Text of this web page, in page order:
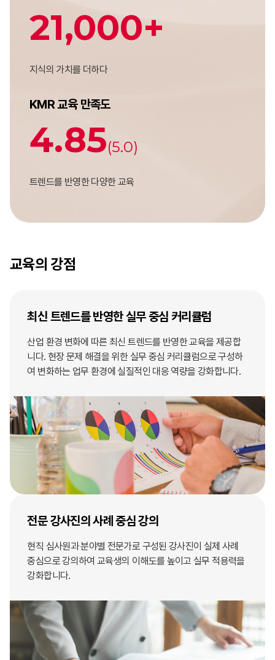
21,000+
지식의 가치를 더하다
KMR 교육 만족도
4.85(5.0)
트렌드를 반영한 다양한 교육
교육의 강점
최신 트렌드를 반영한 실무 중심 커리큘럼
산업 환경 변화에 따른 최신 트렌드를 반영한 교육을 제공합
니다. 현장 문제 해결을 위한 실무 중심 커리큘럼으로 구성하
여 변화하는 업무 환경에 실질적인 대응 역량을 강화합니다.
전문 강사진의 사례 중심 강의
현직 심사원과 분야별 전문가로 구성된 강사진이 실제 사례
중심으로 강의하여 교육생의 이해도를 높이고 실무 적용력을
강화합니다.